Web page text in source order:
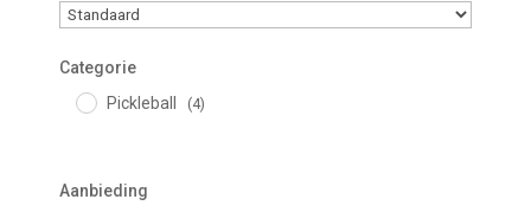
Sorteer producten
Categorie
Pickleball
(4)
Aanbieding